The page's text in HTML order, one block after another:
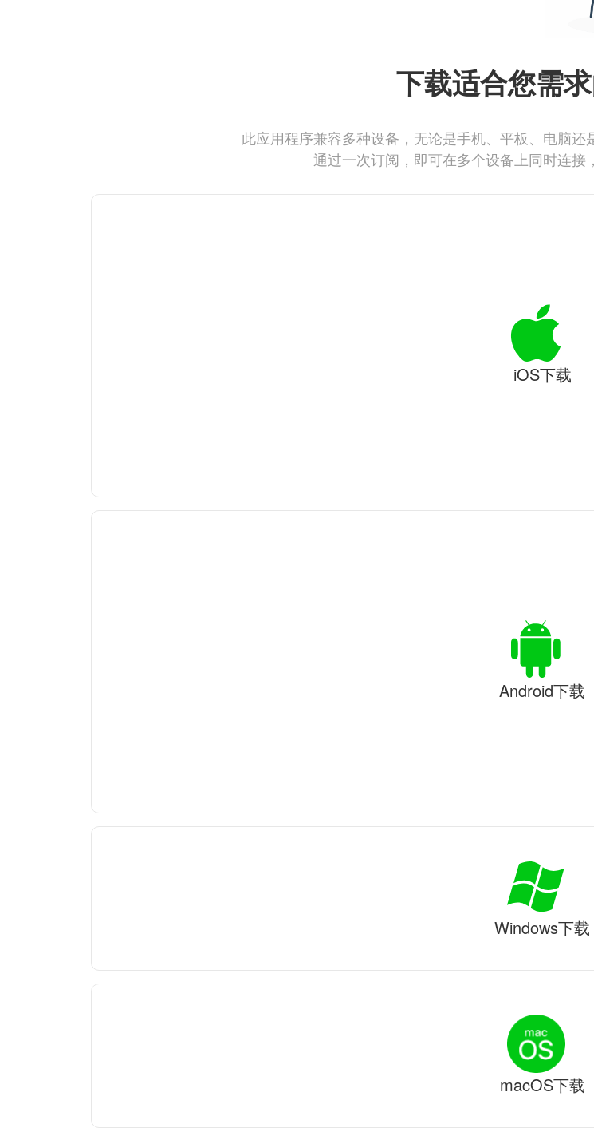
下载适合您需
此应用程序兼容多种设备，无论是手机、平板、电脑还
通过一次订阅，即可在多个设备上同时连接
iOS下载
Android下载
Windows下载
macOS下载